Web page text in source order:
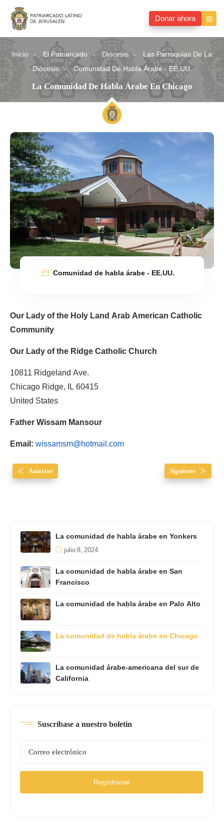
Donar ahora
Inicio El Patriarcado Diócesis
Las Parroquias De La
Diócesis
Comunidad De Habla Árabe - EE.UU.
La Comunidad De Habla Árabe En Chicago
Comunidad de habla árabe - EE.UU.
Our Lady of the Holy Land Arab American Catholic
Community
Our Lady of the Ridge Catholic Church
10811 Ridgeland Ave.
Chicago Ridge, IL 60415
United States
Father Wissam Mansour
Email:wissamsm@hotmail.com
Anterior Siguiente
La comunidad de habla árabe en Yonkers
julio 8, 2024
La comunidad de habla árabe en San
Francisco
La comunidad de habla árabe en Palo Alto
La comunidad de habla árabe en Chicago
La comunidad árabe-americana del sur de
California
Suscríbase a nuestro boletín
Registrarse